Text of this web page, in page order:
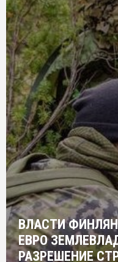
ВЛАСТИ
ЕВРО
РАЗРЕШЕНИЕ